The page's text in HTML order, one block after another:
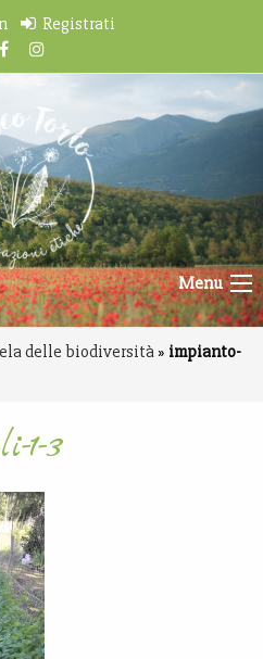
Registrati
Menu
delle biodiversità» impianto-
1-3